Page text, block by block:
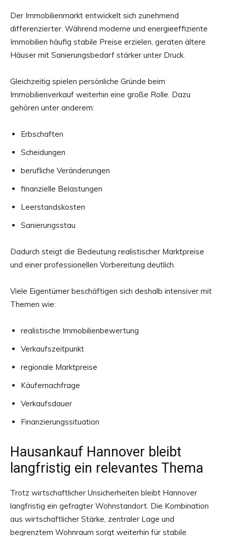
Der Immobilienmarkt entwickelt sich zunehmend
differenzierter. Während moderne und energieeffiziente
Immobilien häufig stabile Preise erzielen, geraten ältere
Häuser mit Sanierungsbedarf stärker unter Druck.
Gleichzeitig spielen persönliche Gründe beim
Immobilienverkauf weiterhin eine große Rolle. Dazu
gehören unter anderem:
Erbschaften
Scheidungen
berufliche Veränderungen
finanzielle Belastungen
Leerstandskosten
Sanierungsstau
Dadurch steigt die Bedeutung realistischer Marktpreise
und einer professionellen Vorbereitung deutlich.
Viele Eigentümer beschäftigen sich deshalb intensiver mit
Themen wie:
realistische Immobilienbewertung
Verkaufszeitpunkt
regionale Marktpreise
Käufernachfrage
Verkaufsdauer
Finanzierungssituation
Hausankauf Hannover bleibt
langfristig ein relevantes Thema
Trotz wirtschaftlicher Unsicherheiten bleibt Hannover
langfristig ein gefragter Wohnstandort. Die Kombination
aus wirtschaftlicher Stärke, zentraler Lage und
begrenztem Wohnraum sorgt weiterhin für stabile